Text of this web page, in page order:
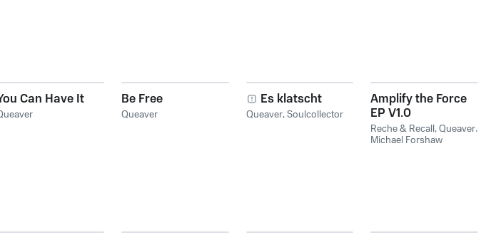
Can Have It Be Free
Queaver
Es klatscht
Queaver,Soulcollector
Amplify the Force
EP V1.0
Reche & Recall,Queaver,
Michael Forshaw